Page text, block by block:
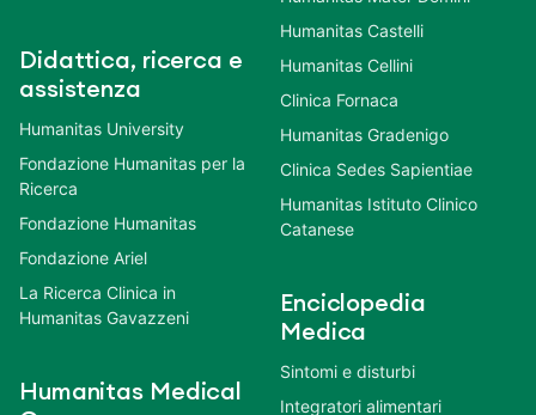
Didattica, ricerca e
assistenza
Humanitas University
Fondazione Humanitas per la
Ricerca
Fondazione Humanitas
Fondazione Ariel
La Ricerca Clinica in
Humanitas Gavazzeni
Humanitas Medical
Humanitas Castelli
Humanitas Cellini
Clinica Fornaca
Humanitas Gradenigo
Clinica Sedes Sapientiae
Humanitas Istituto Clinico
Catanese
Enciclopedia
Medica
Sintomi e disturbi
Integratori alimentari